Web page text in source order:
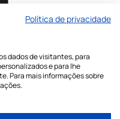
página em qualquer meio de
autorização escrita do Mengo
Política de privacidade
dados de visitantes, para
e para lhe
Para mais informações sobre